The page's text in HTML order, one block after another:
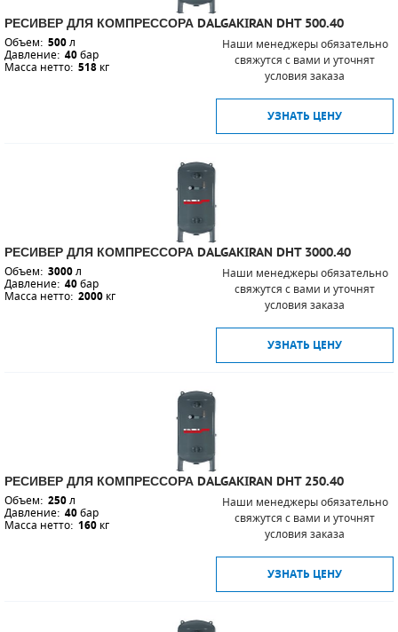
РЕСИВЕР ДЛЯ КОМПРЕССОРА DALGAKIRAN DHT 500.40
Объем: 500л
Давление: 40бар
Масса нетто: 518 кг
Наши менеджеры обязательно
свяжутся с вами и уточнят
условия заказа
УЗНАТЬ ЦЕНУ
РЕСИВЕР ДЛЯ КОМПРЕССОРА DALGAKIRAN DHT 3000.40
Объем: 3000л
Давление: 40бар
Масса нетто: 2000 кг
Наши менеджеры обязательно
свяжутся с вами и уточнят
условия заказа
УЗНАТЬ ЦЕНУ
РЕСИВЕР ДЛЯ КОМПРЕССОРА DALGAKIRAN DHT 250.40
Объем: 250л
Давление: 40бар
Масса нетто: 160 кг
Наши менеджеры обязательно
свяжутся с вами и уточнят
условия заказа
УЗНАТЬ ЦЕНУ
БЕНЗИНОВЫЕ ДВИГАТЕЛИ
ДИЗЕЛЬНЫЕ ДВИГАТЕЛИ
ПОДШИПНИКИ
ПОРШНЕВЫЕ БЛОКИ
ДЕТАЛИ ПОГРУЖНЫХ НАСОСОВ
ШЛАНГИ ДЛЯ МОТОПОМП
ДЛЯ ВАКУУМНЫХ НАСОСОВ